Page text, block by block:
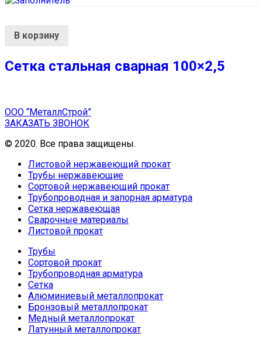
В корзину
Сетка стальная сварная 100×2,5
ООО “МеталлСтрой”
ЗАКАЗАТЬ ЗВОНОК
© 2020. Все права защищены.
Листовой нержавеющий прокат
Трубы нержавеющие
Сортовой нержавеющий прокат
Трубопроводная и запорная арматура
Сетка нержавеющая
Сварочные материалы
Листовой прокат
Трубы
Сортовой прокат
Трубопроводная арматура
Сетка
Алюминиевый металлопрокат
Бронзовый металлопрокат
Медный металлопрокат
Латунный металлопрокат